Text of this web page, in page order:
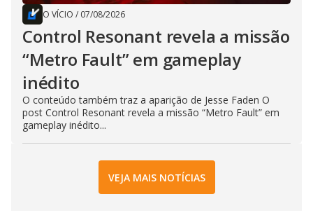
O VÍCIO / 07/08/2026
Control Resonant revela a missão
“Metro Fault” em gameplay
inédito
O conteúdo também traz a aparição de Jesse Faden O
post Control Resonant revela a missão “Metro Fault” em
gameplay inédito...
VEJA MAIS NOTÍCIAS